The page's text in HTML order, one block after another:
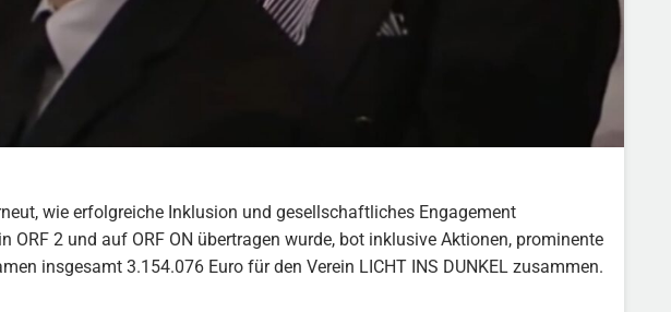
wie erfolgreiche Inklusion und gesellschaftliches Engagement
2 und auf ORF ON übertragen wurde, bot inklusive Aktionen, prominente
insgesamt 3.154.076 Euro für den Verein LICHT INS DUNKEL zusammen.